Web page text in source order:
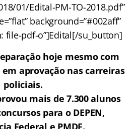
01/Edital-PM-TO-2018.pdf”
background=”#002aff”
file-pdf-o”]Edital[/su_button]
hoje mesmo com
aprovação nas carreiras
policiais.
mais de 7.300 alunos
para o DEPEN,
Federal e PMDF.